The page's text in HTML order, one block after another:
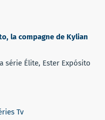
la compagne de Kylian
série Élite, Ester Expósito
Tv